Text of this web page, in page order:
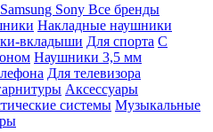
Samsung Sony Все бренды
Накладные наушники
вкладыши Для спорта С
Наушники 3,5 мм
Для телевизора
Аксессуары
системы Музыкальные